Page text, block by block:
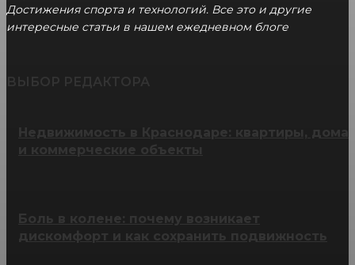
Достижения спорта и технологий. Все это и другие
интересные статьи в нашем ежедневном блоге
Боль в колене: почему возникает
дискомфорт и как сохранить подвижность